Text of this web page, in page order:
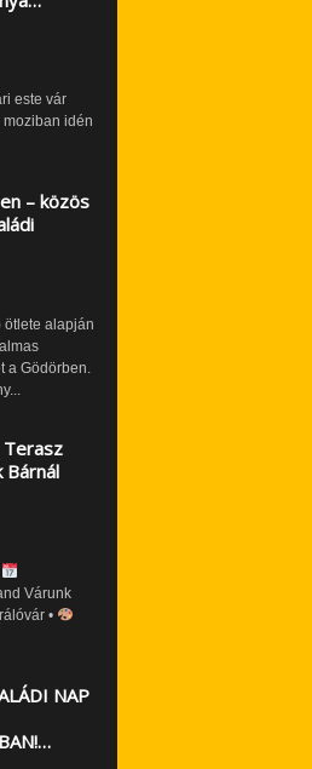
este vár
moziban idén
– közös
ötlete alapján
a Gödörben.
Terasz
Bárnál
Várunk
•
NAP